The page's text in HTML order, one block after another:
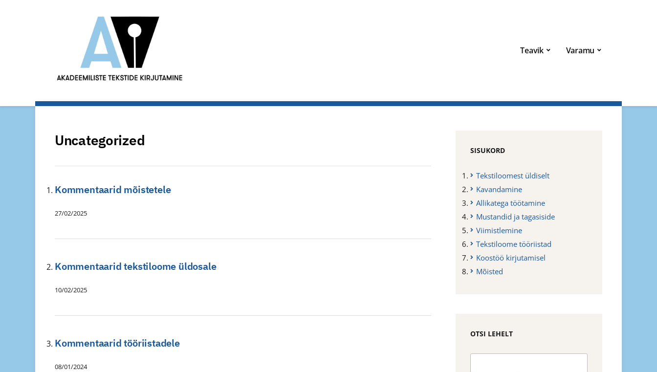
Teavik Varamu
Uncategorized
Kommentaarid mõistetele
27/02/2025
Kommentaarid tekstiloome üldosale
10/02/2025
Kommentaarid tööriistadele
08/01/2024
SISUKORD
Tekstiloomest üldiselt
Kavandamine
Allikatega töötamine
Mustandid ja tagasiside
Viimistlemine
Tekstiloome tööriistad
Koostöö kirjutamisel
Mõisted
OTSI LEHELT